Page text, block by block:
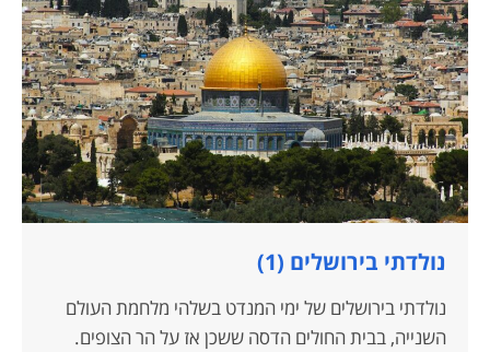
נולדתי בירושלים (1)
נולדתי בירושלים של ימי המנדט בשלהי מלחמת העולם
השנייה, בבית החולים הדסה ששכן אז על הר הצופים.